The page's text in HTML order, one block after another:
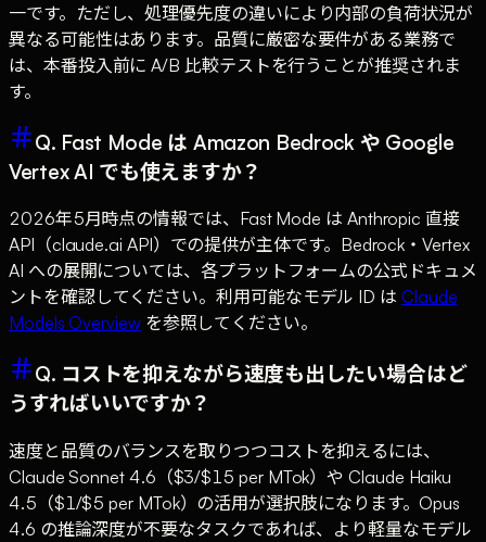
一です。ただし、処理優先度の違いにより内部の負荷状況が
異なる可能性はあります。品質に厳密な要件がある業務で
は、本番投入前に A/B 比較テストを行うことが推奨されま
す。
Q. Fast Mode は Amazon Bedrock や Google
Vertex AI でも使えますか？
2026年5月時点の情報では、Fast Mode は Anthropic 直接
API（claude.ai API）での提供が主体です。Bedrock・Vertex
AI への展開については、各プラットフォームの公式ドキュメ
ントを確認してください。利用可能なモデル ID は Claude
Models Overviewを参照してください。
Q. コストを抑えながら速度も出したい場合はど
うすればいいですか？
速度と品質のバランスを取りつつコストを抑えるには、
Claude Sonnet 4.6（$3/$15 per MTok）や Claude Haiku
4.5（$1/$5 per MTok）の活用が選択肢になります。Opus
4.6 の推論深度が不要なタスクであれば、より軽量なモデル